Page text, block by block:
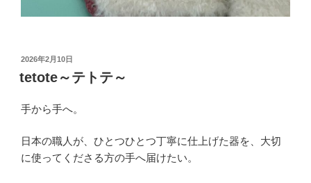
投
日:
2026年2月10日
tetote～テトテ～
手から手へ。
日本の職人が、ひとつひとつ丁寧に仕上げた器を、大切
に使ってくださる方の手へ届けたい。